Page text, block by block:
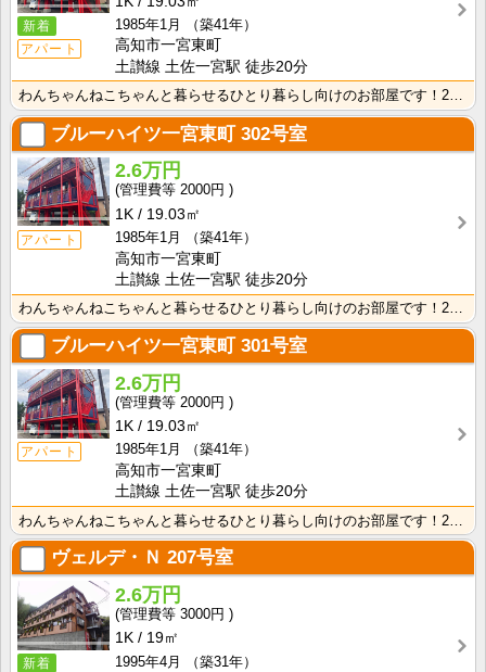
新着
アパート
1985年1月
（築41年）
高知市一宮東町
土讃線 土佐一宮駅 徒歩20分
ブルーハイツ一宮東町302号室
アパート
2.6万円
2000円
1K
19.03㎡
1985年1月
（築41年）
高知市一宮東町
土讃線 土佐一宮駅 徒歩20分
ブルーハイツ一宮東町301号室
アパート
2.6万円
2000円
1K
19.03㎡
1985年1月
（築41年）
高知市一宮東町
土讃線 土佐一宮駅 徒歩20分
ヴェルデ・Ｎ 207号室
新着
2.6万円
3000円
1K
19㎡
1995年4月
（築31年）